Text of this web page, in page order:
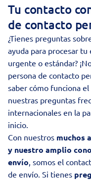
Tu contacto
de contacto
¿Tienes preguntas
ayuda para procesar
urgente o estándar?
persona de contacto
saber cómo funciona
nuestras preguntas
internacionales en la
inicio.
Con nuestros muchos
y nuestro amplio
envío, somos el
de envío. Si tienes